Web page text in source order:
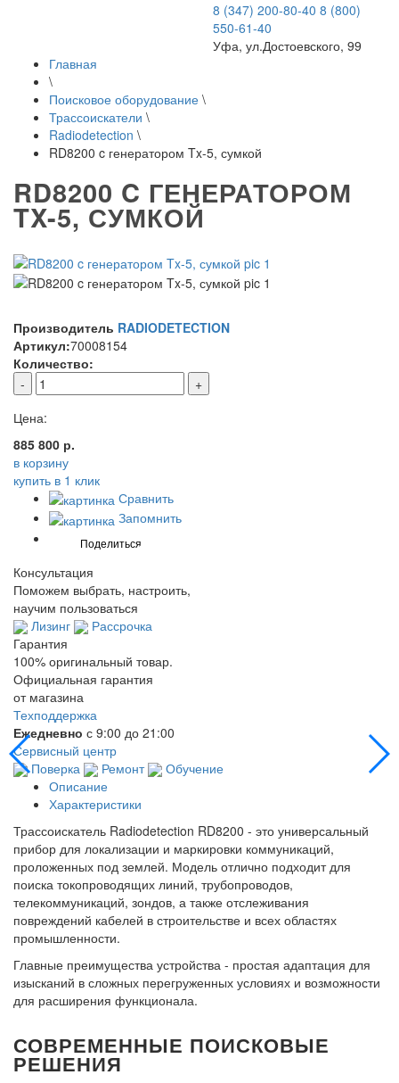
8 (347) 200-80-40 8 (800)
550-61-40
Уфа, ул.Достоевского, 99
Главная
\
Поисковое оборудование \
Трассоискатели \
Radiodetection \
RD8200 c генератором Tx-5, сумкой
RD8200 C ГЕНЕРАТОРОМ
TX-5, СУМКОЙ
Производитель RADIODETECTION
Артикул:70008154
Количество:
-
+
Цена:
885 800 р.
в корзину
купить в 1 клик
Сравнить
Запомнить
Консультация
Поможем выбрать, настроить,
научим пользоваться
Лизинг
Рассрочка
Гарантия
100% оригинальный товар.
Официальная гарантия
от магазина
Техподдержка
Ежедневно с 9:00 до 21:00
Сервисный центр
Поверка
Ремонт
Обучение
Описание
Характеристики
Трассоискатель Radiodetection RD8200 - это универсальный
прибор для локализации и маркировки коммуникаций,
проложенных под землей. Модель отлично подходит для
поиска токопроводящих линий, трубопроводов,
телекоммуникаций, зондов, а также отслеживания
повреждений кабелей в строительстве и всех областях
промышленности.
Главные преимущества устройства - простая адаптация для
изысканий в сложных перегруженных условиях и возможности
для расширения функционала.
СОВРЕМЕННЫЕ ПОИСКОВЫЕ
РЕШЕНИЯ